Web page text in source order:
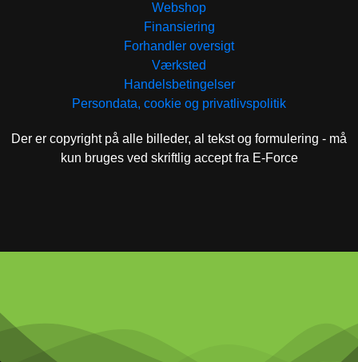
Webshop
Finansiering
Forhandler oversigt
Værksted
Handelsbetingelser
Persondata, cookie og privatlivspolitik
Der er copyright på alle billeder, al tekst og formulering - må
kun bruges ved skriftlig accept fra E-Force